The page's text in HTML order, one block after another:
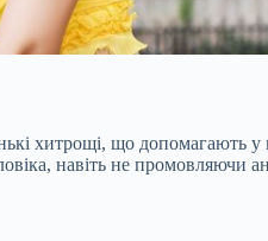
хитрощі, що допомагають у
навіть не промовляючи